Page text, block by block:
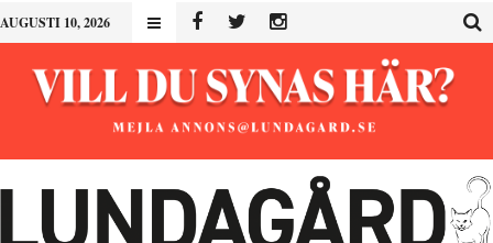
AUGUSTI 10, 2026